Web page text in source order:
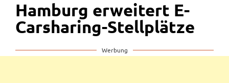
Hamburg erweitert E-
Carsharing-Stellplätze
Werbung